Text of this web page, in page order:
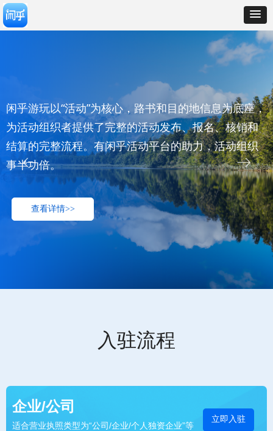
闲乎游玩以“活动”为核心，路书和目的地信息为底座，
为活动组织者提供了完整的活动发布、报名、核销和
结算的完整流程。有闲乎活动平台的助力，活动组织
事半功倍。
查看详情>>
ꂃ ꁹ
入驻流程
企业/公司
适合营业执照类型为“公司/企业/个人独资企业”等
立即入驻